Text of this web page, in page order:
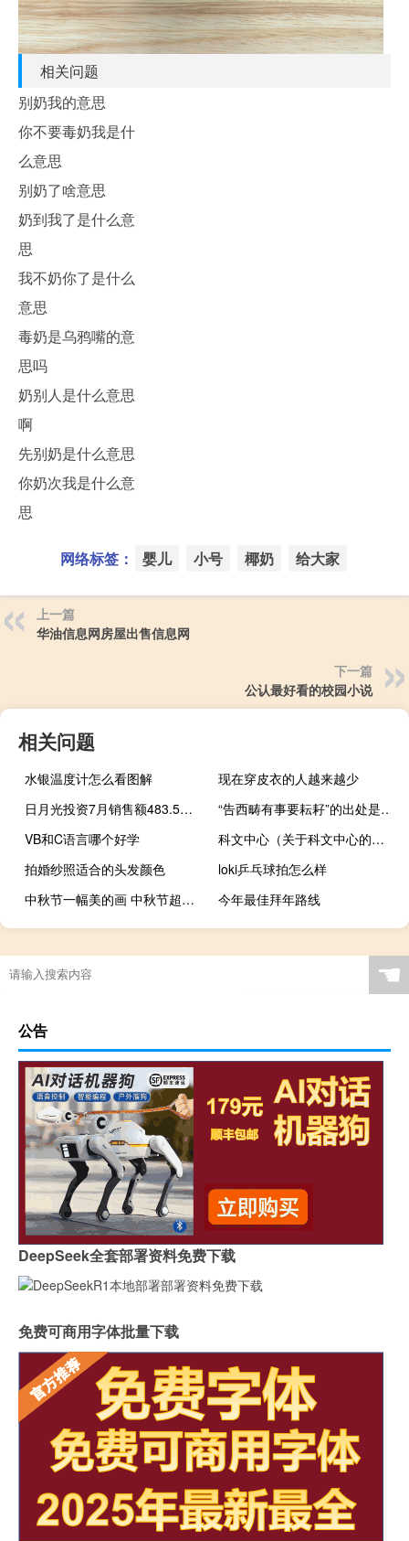
相关问题
别奶我的意思
你不要毒奶我是什
么意思
别奶了啥意思
奶到我了是什么意
思
我不奶你了是什么
意思
毒奶是乌鸦嘴的意
思吗
奶别人是什么意思
啊
先别奶是什么意思
你奶次我是什么意
思
网络标签： 婴儿 小号 椰奶 给大家
上一篇
华油信息网房屋出售信息网
下一篇
公认最好看的校园小说
相关问题
水银温度计怎么看图解
现在穿皮衣的人越来越少
日月光投资7月销售额483.5亿元台币同比减少17%
“告西畴有事要耘耔”的出处是哪里
VB和C语言哪个好学
科文中心（关于科文中心的介绍）
拍婚纱照适合的头发颜色
loki乒乓球拍怎么样
中秋节一幅美的画 中秋节超难画最漂亮
今年最佳拜年路线
☚
公告
DeepSeek全套部署资料免费下载
免费可商用字体批量下载